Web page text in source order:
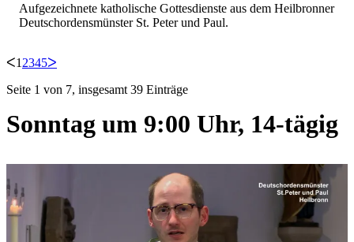
Aufgezeichnete katholische Gottesdienste aus dem Heilbronner
Deutschordensmünster St. Peter und Paul.
ᐸ1 2345ᐳ
Seite 1 von 7, insgesamt 39 Einträge
Sonntag um 9:00 Uhr, 14-tägig